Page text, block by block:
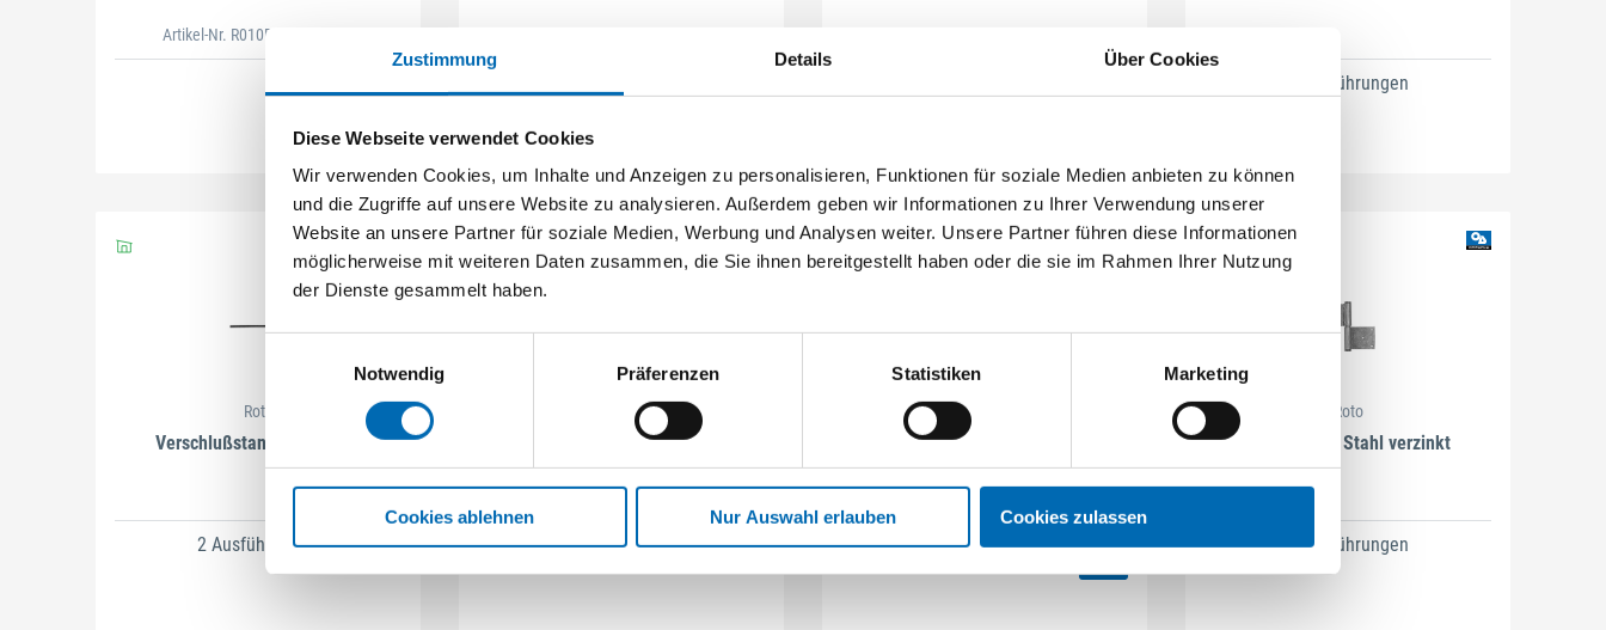
Zustimmung Details Über Cookies
Diese Webseite verwendet Cookies
Wir verwenden Cookies, um Inhalte und Anzeigen zu personalisieren, Funktionen für soziale Medien anbieten zu können
und die Zugriffe auf unsere Website zu analysieren. Außerdem geben wir Informationen zu Ihrer Verwendung unserer
Website an unsere Partner für soziale Medien, Werbung und Analysen weiter. Unsere Partner führen diese Informationen
möglicherweise mit weiteren Daten zusammen, die Sie ihnen bereitgestellt haben oder die sie im Rahmen Ihrer Nutzung
der Dienste gesammelt haben.
Notwendig
Präferenzen Statistiken Marketing
Cookies ablehnen Nur Auswahl erlauben Cookies zulassen
Artikel-Nr. R010D60
4 Ausführungen
Roto
Verschlußstangen schwarz
2 Ausführungen
Roto
Ladenband schwarz verstellbar über
Bandlappenbuchse
2 Ausführungen
Roto
Uni-Ladenverschluß m.
Schließzapfenplatte schwarz
Artikel-Nr. SE033195
Roto
Türnußband Stahl verzinkt
6 Ausführungen